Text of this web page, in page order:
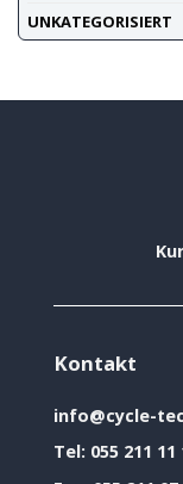
UNKATEGORISIERT
Kontakt
info@cycle-
Tel: 055 211 11